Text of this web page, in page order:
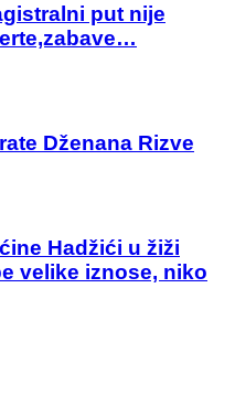
put nije
Dženana Rizve
Hadžići u žiži
velike iznose, niko